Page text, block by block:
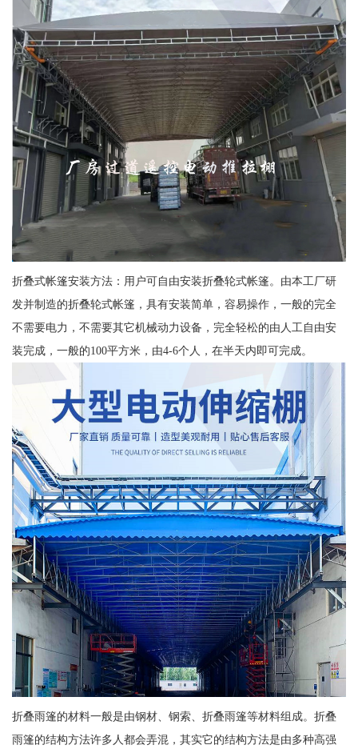
折叠式帐篷安装方法：用户可自由安装折叠轮式帐篷。由本工厂研
发并制造的折叠轮式帐篷，具有安装简单，容易操作，一般的完全
不需要电力，不需要其它机械动力设备，完全轻松的由人工自由安
装完成，一般的100平方米，由4-6个人，在半天内即可完成。
折叠雨篷的材料一般是由钢材、钢索、折叠雨篷等材料组成。折叠
雨篷的结构方法许多人都会弄混，其实它的结构方法是由多种高强